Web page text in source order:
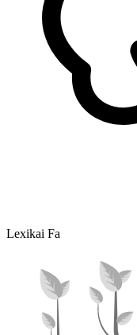
Lexikai Fa